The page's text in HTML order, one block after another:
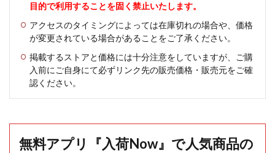
目的で利用することを固く禁止いたします。
アクセスのタイミングによっては在庫切れの場合や、価格
が変更されている場合があることをご了承ください。
掲載するストアと価格には十分注意をしていますが、ご購
入前にご自身にて必ずリンク先の販売価格・販売元をご確
認ください。
無料アプリ『入荷Now』で人気商品の